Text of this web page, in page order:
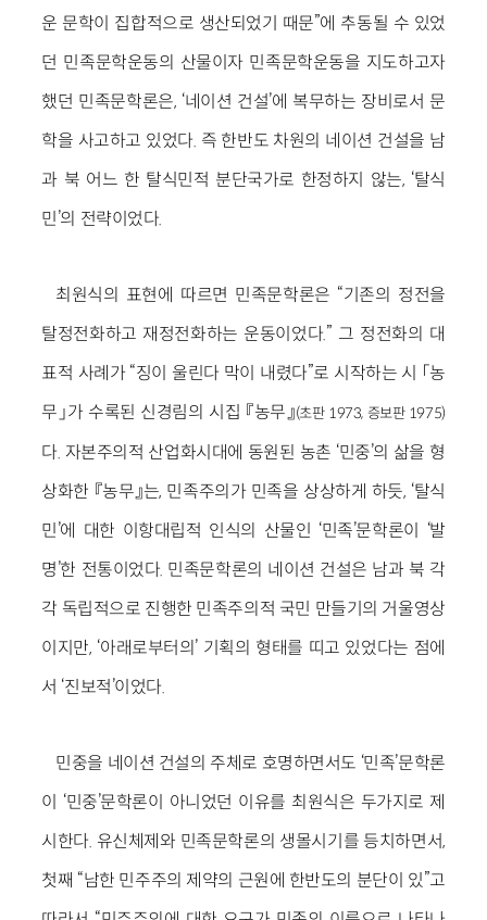
운 문학이 집합적으로 생산되었기 때문”에 추동될 수 있었
던 민족문학운동의 산물이자 민족문학운동을 지도하고자
했던 민족문학론은, ‘네이션 건설’에 복무하는 장비로서 문
학을 사고하고 있었다. 즉 한반도 차원의 네이션 건설을 남
과 북 어느 한 탈식민적 분단국가로 한정하지 않는, ‘탈식
민’의 전략이었다.
최원식의 표현에 따르면 민족문학론은 “기존의 정전을
탈정전화하고 재정전화하는 운동이었다.” 그 정전화의 대
표적 사례가 “징이 울린다 막이 내렸다”로 시작하는 시 「농
무」가 수록된 신경림의 시집 『농무』(초판 1973, 증보판 1975)
다. 자본주의적 산업화시대에 동원된 농촌 ‘민중’의 삶을 형
상화한 『농무』는, 민족주의가 민족을 상상하게 하듯, ‘탈식
민’에 대한 이항대립적 인식의 산물인 ‘민족’문학론이 ‘발
명’한 전통이었다. 민족문학론의 네이션 건설은 남과 북 각
각 독립적으로 진행한 민족주의적 국민 만들기의 거울영상
이지만, ‘아래로부터의’ 기획의 형태를 띠고 있었다는 점에
서 ‘진보적’이었다.
민중을 네이션 건설의 주체로 호명하면서도 ‘민족’문학론
이 ‘민중’문학론이 아니었던 이유를 최원식은 두가지로 제
시한다. 유신체제와 민족문학론의 생몰시기를 등치하면서,
첫째 “남한 민주주의 제약의 근원에 한반도의 분단이 있”고